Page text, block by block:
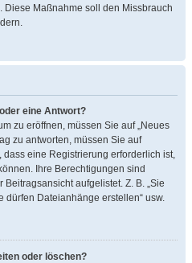
Maßnahme soll den Missbrauch
eine Antwort?
zu eröffnen, müssen Sie auf „Neues
zu antworten, müssen Sie auf
dass eine Registrierung erforderlich ist,
Ihre Berechtigungen sind
aufgelistet. Z. B. „Sie
dürfen Dateianhänge erstellen“ usw.
oder löschen?